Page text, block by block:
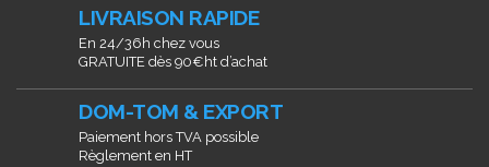
LIVRAISON RAPIDE
En 24/36h chez vous
GRATUITE dès 90€ht d’achat
DOM-TOM & EXPORT
Paiement hors TVA possible
Règlement en HT